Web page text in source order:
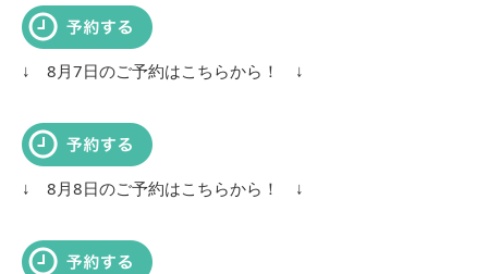
↓ 8月7日のご予約はこちらから！ ↓
↓ 8月8日のご予約はこちらから！ ↓